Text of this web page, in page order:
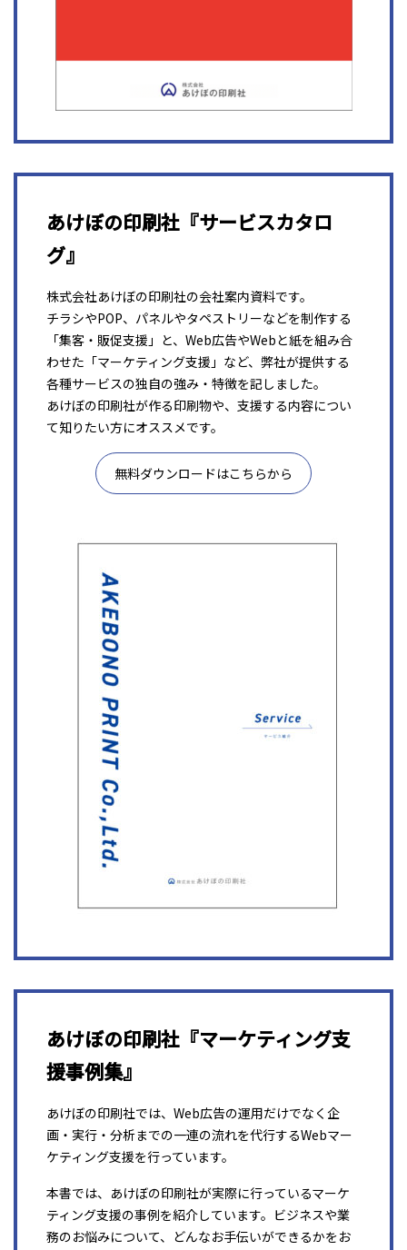
あけぼの印刷社『サービスカタロ
グ』
株式会社あけぼの印刷社の会社案内資料です。
チラシやPOP、パネルやタペストリーなどを制作する
「集客・販促支援」と、Web広告やWebと紙を組み合
わせた「マーケティング支援」など、弊社が提供する
各種サービスの独自の強み・特徴を記しました。
あけぼの印刷社が作る印刷物や、支援する内容につい
て知りたい方にオススメです。
無料ダウンロードはこちらから
あけぼの印刷社『マーケティング支
援事例集』
あけぼの印刷社では、Web広告の運用だけでなく企
画・実行・分析までの一連の流れを代行するWebマー
ケティング支援を行っています。
本書では、あけぼの印刷社が実際に行っているマーケ
ティング支援の事例を紹介しています。ビジネスや業
務のお悩みについて、どんなお手伝いができるかをお